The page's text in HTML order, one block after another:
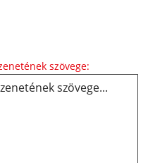
szövege: